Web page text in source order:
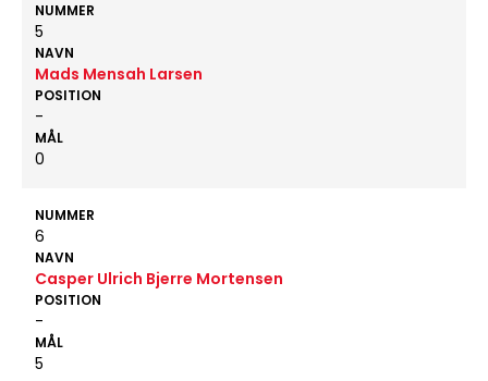
NUMMER
5
NAVN
Mads Mensah Larsen
POSITION
-
MÅL
0
NUMMER
6
NAVN
Casper Ulrich Bjerre Mortensen
POSITION
-
MÅL
5